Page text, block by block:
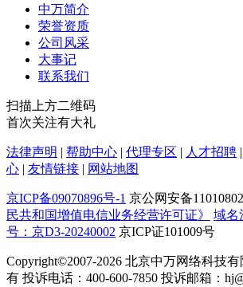
中万简介
荣誉资质
公司风采
大事记
联系我们
扫描上方二维码
首次关注有大礼
法律声明 | 帮助中心 | 代理专区 | 人才招聘 |
心 | 友情链接 | 网站地图
京ICP备09070896号-1 京公网安备
民共和国增值电信业务经营许可证》
域名
号：京D3-20240002 京ICP证101009号
Copyright©2007-2026 北京中万网络科技
有 投诉电话：400-600-7850 投诉邮箱：